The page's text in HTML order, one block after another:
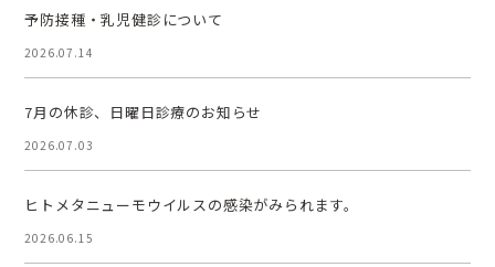
予防接種・乳児健診について
2026.07.14
7月の休診、日曜日診療のお知らせ
2026.07.03
ヒトメタニューモウイルスの感染がみられます。
2026.06.15